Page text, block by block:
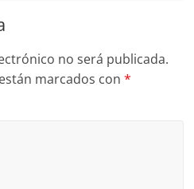
no será publicada.
marcados con*